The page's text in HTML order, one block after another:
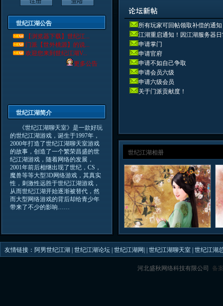
世纪江湖公告
【浏览器下载】世纪江...
门派【世外桃源】的说...
欢迎您来到世纪江湖V...
更多公告
世纪江湖简介
《世纪江湖聊天室》是一款好玩
的世纪江湖游戏，诞生于1997年，
2000年打造了世纪江湖聊天室游戏
的故事，创造了一个繁荣昌盛的世
纪江湖游戏，随着网络的发展，
2001年前后相继出现了世纪，CS，
魔兽等等大型3D网络游戏，其真实
性，刺激性远胜于世纪江湖游戏，
从而世纪江湖开始逐渐被替代，然
而大型网络游戏的背后却给青少年
带来了不少的影响……
所有玩家可回帖领取补偿的通知
江湖重启通知！因江湖服务器
申请掌门
申请官府
申请不如自己争取
申请会员六级
申请六级会员
关于门派贡献度！
世纪江湖相册
友情链接： 阿男世纪江湖 世纪江湖论坛 世纪江湖网| 世纪江湖聊天室 世纪江湖
河北盛秋网络科技有限公司 备